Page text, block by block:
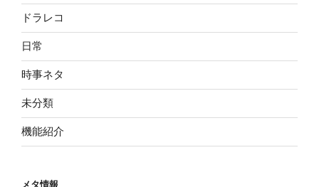
ドラレコ
日常
時事ネタ
未分類
機能紹介
メタ情報